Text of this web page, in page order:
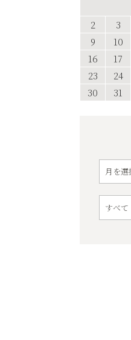
2
3
9
10
16
17
23
24
30
31